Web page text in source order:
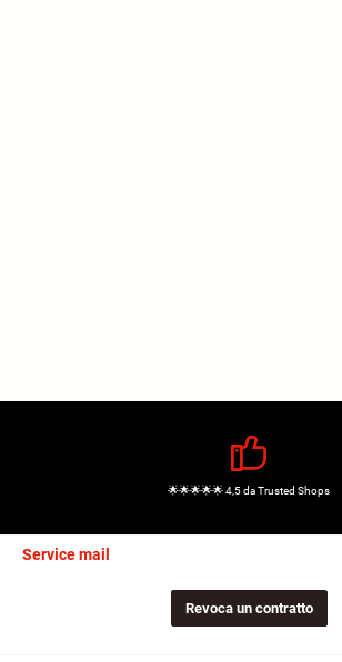
🌟🌟🌟🌟🌟 4,5 da Trusted Shops
Service mail
Revoca un contratto